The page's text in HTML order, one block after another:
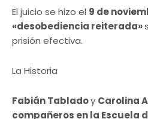
El juicio se hizo el 9 de
«desobediencia reiterada»
prisión efectiva.
La Historia
Fabián Tabladoy Carolina
compañeros en la Escuela